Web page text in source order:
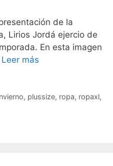
de la
Lirios Jordá ejercio de
En esta imagen
Leer más
, plussize, ropa, ropaxl,